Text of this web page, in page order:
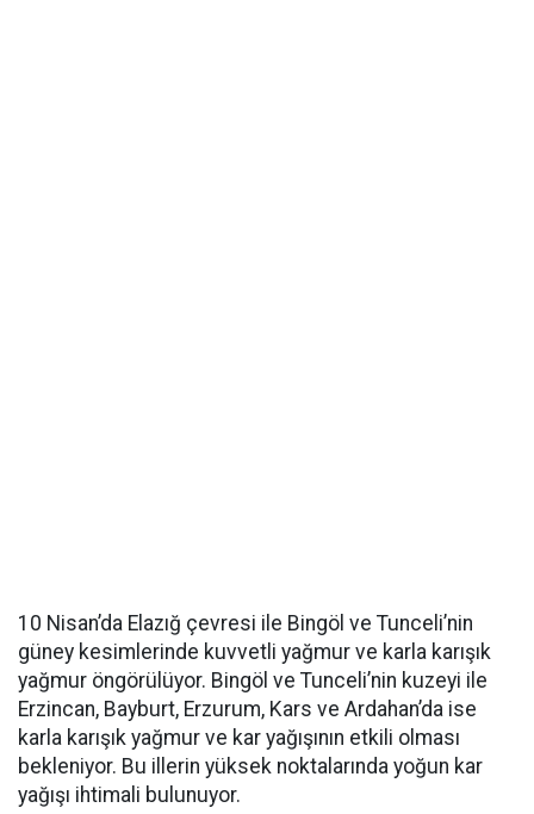
10 Nisan’da Elazığ çevresi ile Bingöl ve Tunceli’nin
güney kesimlerinde kuvvetli yağmur ve karla karışık
yağmur öngörülüyor. Bingöl ve Tunceli’nin kuzeyi ile
Erzincan, Bayburt, Erzurum, Kars ve Ardahan’da ise
karla karışık yağmur ve kar yağışının etkili olması
bekleniyor. Bu illerin yüksek noktalarında yoğun kar
yağışı ihtimali bulunuyor.